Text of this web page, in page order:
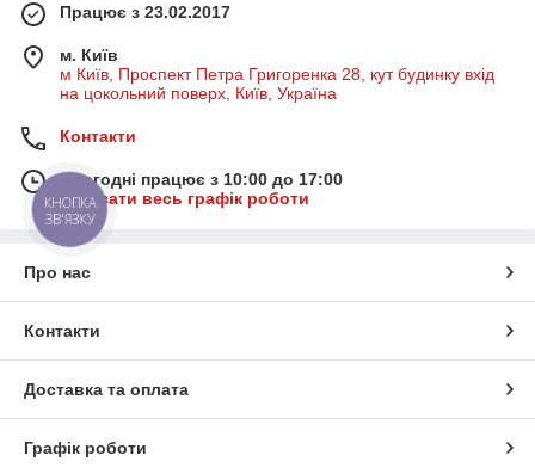
Працює з 23.02.2017
м. Київ
м Київ, Проспект Петра Григоренка 28, кут будинку вхід
на цокольний поверх, Київ, Україна
Контакти
Сьогодні працює з 10:00 до 17:00
Показати весь графік роботи
Про нас
Контакти
Доставка та оплата
Графік роботи
КНОПКА
ЗВ'ЯЗКУ